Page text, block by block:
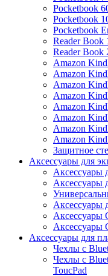
Pocketbook
Pocketbook
Pocketbook
Reader Book
Reader Book
Amazon
Amazon
Amazon
Amazon
Amazon
Amazon
Amazon
Amazon
Защитное
Аксессуары для
Аксессуары
Аксессуары
Аксессуары
Аксессуары
Аксессуары
Аксессуары для
Чехлы с
Чехлы с
ToucPad